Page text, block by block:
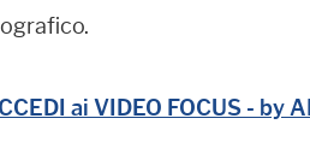
ai VIDEO FOCUS - by